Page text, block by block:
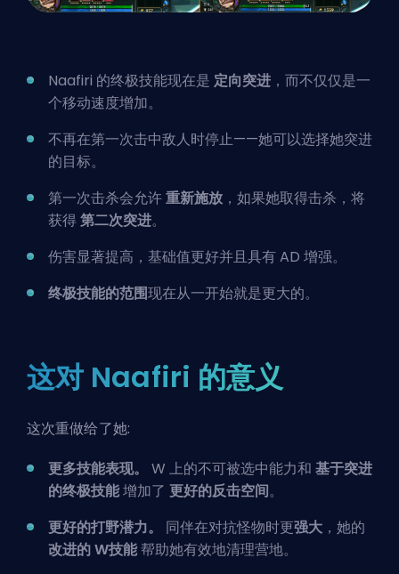
Naafiri 的终极技能现在是 定向突进 ，而不仅仅是一
个移动速度增加。
不再在第一次击中敌人时停止——她可以选择她突进
的目标。
第一次击杀会允许重新施放 ，如果她取得击杀，将
获得 第二次突进。
伤害显著提高，基础值更好并且具有AD 增强。
终极技能的范围现在从一开始就是更大的。
这对 Naafiri 的意义
这次重做给了她:
更多技能表现。
W 上的不可被选中能力和 基于突进
的终极技能增加了 更好的反击空间。
更好的打野潜力。
同伴在对抗怪物时更强大 ，她的
改进的 W技能帮助她有效地清理营地。